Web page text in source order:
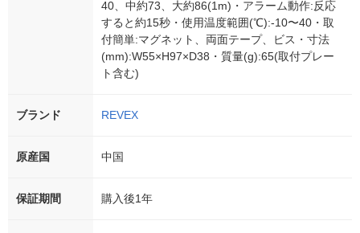
40、中約73、大約86(1m)・アラーム動作:反応
すると約15秒・使用温度範囲(℃):-10〜40・取
付簡単:マグネット、両面テープ、ビス・寸法
(mm):W55×H97×D38・質量(g):65(取付プレー
ト含む)
ブランド REVEX
原産国 中国
保証期間 購入後1年